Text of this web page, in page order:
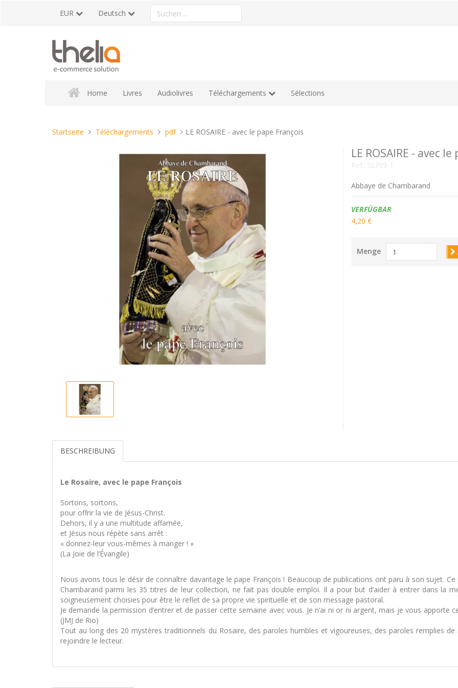
EUR Deutsch
Ein
Produkt
Home Livres Audiolivres Téléchargements Sélections
Sie
Startseite Téléchargements pdf LE ROSAIRE - avec le pape François
LE ROSAIRE - avec
Ref.: SLPt9-1
Abbaye de Chambarand
Verfügbarkeit:
VERFÜGBAR
4,20 €
Menge
BESCHREIBUNG
Le Rosaire, avec le pape François
Sortons, sortons,
pour offrir la vie de Jésus-Christ.
Dehors, il y a une multitude affamée,
et Jésus nous répète sans arrêt :
« donnez-leur vous-mêmes à manger ! »
(La Joie de l’Évangile)
Nous avons tous le désir de connaître davantage le pape François ! Beaucoup de publications ont paru à son sujet.
Chambarand parmi les 35 titres de leur collection, ne fait pas double emploi. Il a pour but d’aider à entrer dans la
soigneusement choisies pour être le reflet de sa propre vie spirituelle et de son message pastoral.
Je demande la permission d’entrer et de passer cette semaine avec vous. Je n’ai ni or ni argent, mais je vous apporte
(JMJ de Rio)
Tout au long des 20 mystères traditionnels du Rosaire, des paroles humbles et vigoureuses, des paroles remplies
rejoindre le lecteur.